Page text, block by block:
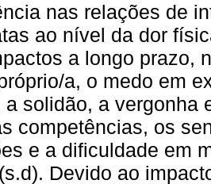
nas relações de
ao nível da dor
a longo prazo,
a, o medo em
a solidão, a vergonha
competências, os
e a dificuldade em
Devido ao